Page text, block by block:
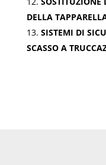
DELLA
SISTEMI DI
SCASSO A